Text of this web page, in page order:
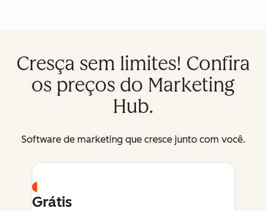
Cresça sem limites! Confira
os preços do Marketing
Hub.
Software de marketing que cresce junto com você.
Grátis